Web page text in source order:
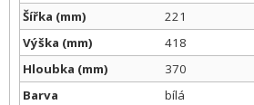
Šířka (mm)
221
Výška (mm)
418
Hloubka (mm)
370
Barva
bílá